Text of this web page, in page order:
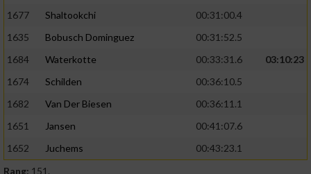
1677
Shaltookchi
00:31:00.4
1635
Bobusch Dominguez
00:31:52.5
1684
Waterkotte 00:33:31.6
03:10:23
1674
Schilden
00:36:10.5
1682
Van Der Biesen
00:36:11.1
1651
Jansen
00:41:07.6
1652
Juchems
00:43:23.1
Rang: 151.